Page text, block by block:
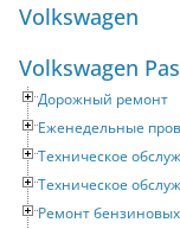
Volkswagen
Дорожный ремонт
Еженедельные
Техническое
Техническое
Ремонт